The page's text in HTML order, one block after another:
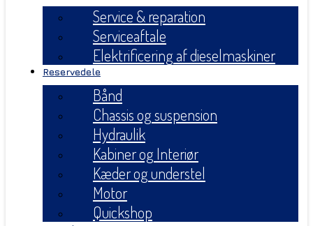
Service & reparation
Serviceaftale
Elektrificering af dieselmaskiner
Reservedele
Bånd
Chassis og suspension
Hydraulik
Kabiner og Interiør
Kæder og understel
Motor
Quickshop